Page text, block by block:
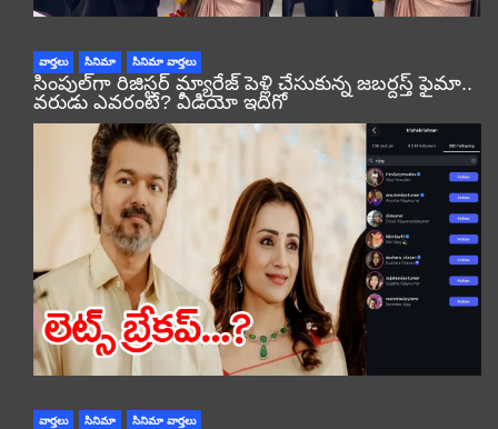
వార్తలు సినిమా సినిమా వార్తలు
సింపుల్‌గా రిజిస్టర్‌ మ్యారేజ్ పెళ్లి చేసుకున్న జబర్దస్త్ ఫైమా..
వరుడు ఎవరంటే? వీడియో ఇదిగో
వార్తలు సినిమా సినిమా వార్తలు